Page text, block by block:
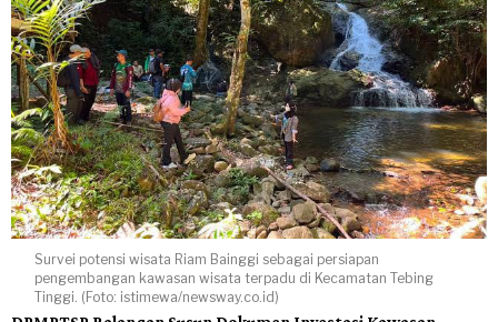
Survei potensi wisata Riam Bainggi sebagai persiapan
pengembangan kawasan wisata terpadu di Kecamatan Tebing
Tinggi. (Foto: istimewa/newsway.co.id)